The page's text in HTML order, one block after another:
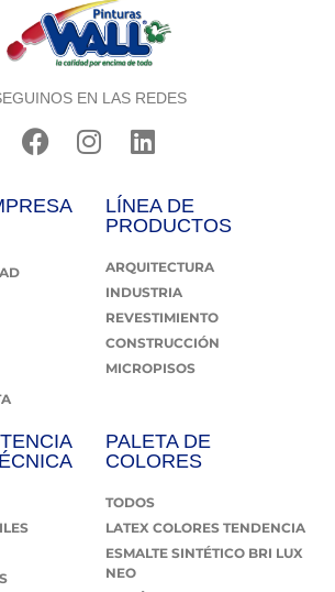
EN LAS REDES
LÍNEA DE
PRODUCTOS
ARQUITECTURA
INDUSTRIA
REVESTIMIENTO
CONSTRUCCIÓN
MICROPISOS
PALETA DE
COLORES
TODOS
LATEX COLORES TENDENCIA
ESMALTE SINTÉTICO BRI LUX
NEO